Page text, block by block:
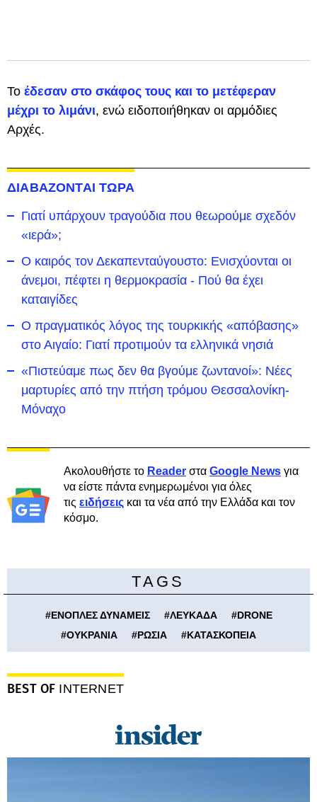
Το έδεσαν στο σκάφος τους και το μετέφεραν
μέχρι το λιμάνι, ενώ ειδοποιήθηκαν οι αρμόδιες
Αρχές.
ΔΙΑΒΑΖΟΝΤΑΙ ΤΩΡΑ
Γιατί υπάρχουν τραγούδια που θεωρούμε σχεδόν
«ιερά»;
Ο καιρός τον Δεκαπενταύγουστο: Ενισχύονται οι
άνεμοι, πέφτει η θερμοκρασία - Πού θα έχει
καταιγίδες
Ο πραγματικός λόγος της τουρκικής «απόβασης»
στο Αιγαίο: Γιατί προτιμούν τα ελληνικά νησιά
«Πιστεύαμε πως δεν θα βγούμε ζωντανοί»: Νέες
μαρτυρίες από την πτήση τρόμου Θεσσαλονίκη-
Μόναχο
Ακολουθήστε το Reader στα Google News για
να είστε πάντα ενημερωμένοι για όλες
τις ειδήσεις και τα νέα από την Ελλάδα και τον
κόσμο.
TAGS
#ΕΝΟΠΛΕΣ ΔΥΝΑΜΕΙΣ #ΛΕΥΚΑΔΑ #DRONE
#ΟΥΚΡΑΝΙΑ #ΡΩΣΙΑ #ΚΑΤΑΣΚΟΠΕΙΑ
BEST OF INTERNET